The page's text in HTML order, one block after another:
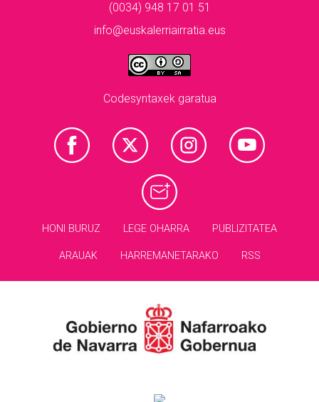
(0034) 948 17 01 51
info@euskalerriairratia.eus
Codesyntaxek garatua
HONI BURUZ LEGE OHARRA PUBLIZITATEA
ARAUAK HARREMANETARAKO RSS